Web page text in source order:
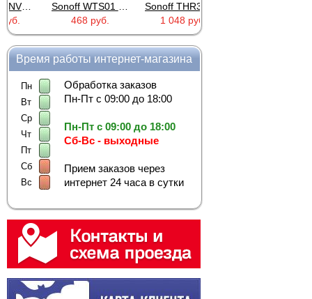
Sonoff WTS01 (RJ9)
468 руб.
Sonoff THR316 Origin
1 048 руб.
Время работы интернет-магазина
Пн
Вт
Ср
Чт
Пт
Сб
Вс
Обработка заказов
Пн-Пт с 09:00 до 18:00
Пн-Пт с 09:00 до 18:00
Сб-Вс - выходные
Прием заказов через
интернет 24 часа в сутки